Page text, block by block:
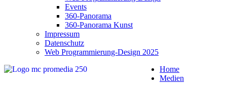
Events
360-Panorama
360-Panorama Kunst
Impressum
Datenschutz
Web Programmierung-Design 2025
Home
Medien